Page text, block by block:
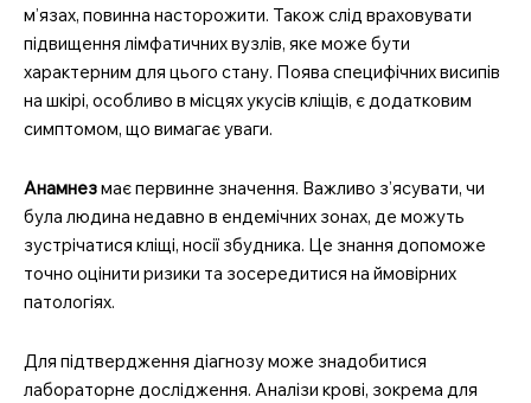
м’язах, повинна насторожити. Також слід враховувати
підвищення лімфатичних вузлів, яке може бути
характерним для цього стану. Поява специфічних висипів
на шкірі, особливо в місцях укусів кліщів, є додатковим
симптомом, що вимагає уваги.
Анамнезмає первинне значення. Важливо з’ясувати, чи
була людина недавно в ендемічних зонах, де можуть
зустрічатися кліщі, носії збудника. Це знання допоможе
точно оцінити ризики та зосередитися на ймовірних
патологіях.
Для підтвердження діагнозу може знадобитися
лабораторне дослідження. Аналізи крові, зокрема для